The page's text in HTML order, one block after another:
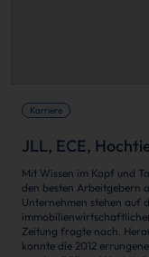
Karriere
JLL, ECE,
Mit Wissen im Kopf und
den besten Arbeitgebern
Unternehmen stehen auf
Zeitung fragte nach.
konnte die 2012